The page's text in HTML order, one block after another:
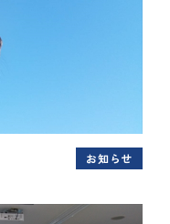
お知らせ